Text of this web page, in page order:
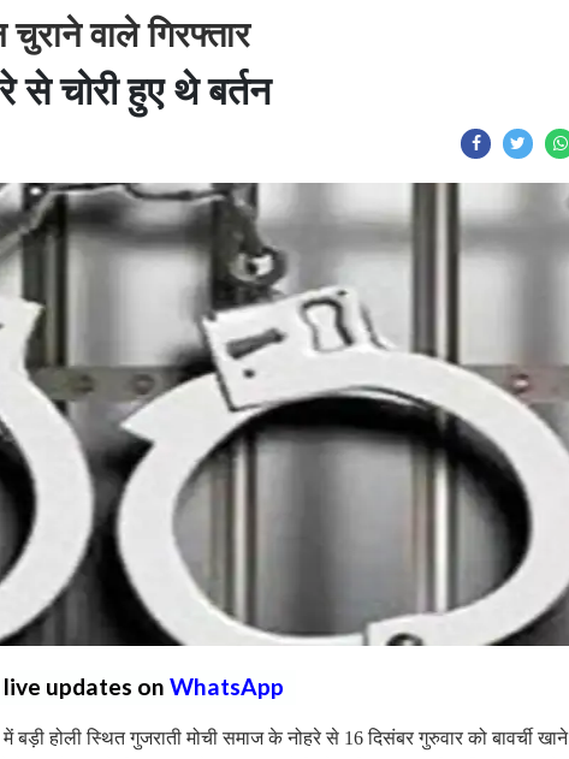
वाले गिरफ्तार
चोरी हुए थे बर्तन
updates on WhatsApp
होली स्थित गुजराती मोची समाज के नोहरे से 16 दिसंबर गुरुवार को बावर्ची खाने